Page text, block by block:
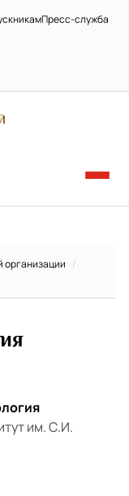
Пресс-служба
организации /
им. С.И.